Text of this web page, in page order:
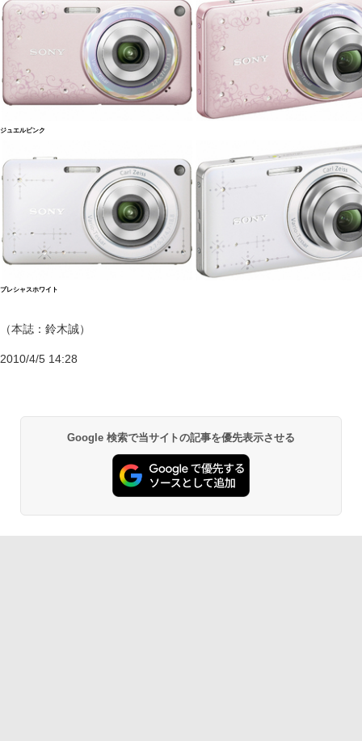
ジュエルピンク
プレシャスホワイト
（本誌：鈴木誠）
2010/4/5 14:28
Google 検索で当サイトの記事を優先表示させる